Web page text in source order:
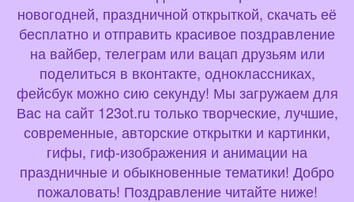
новогодней, праздничной открыткой, скачать её
бесплатно и отправить красивое поздравление
на вайбер, телеграм или вацап друзьям или
поделиться в вконтакте, одноклассниках,
фейсбук можно сию секунду! Мы загружаем для
Вас на сайт 123ot.ru только творческие, лучшие,
современные, авторские открытки и картинки,
гифы, гиф-изображения и анимации на
праздничные и обыкновенные тематики! Добро
пожаловать! Поздравление читайте ниже!